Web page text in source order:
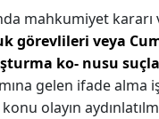
mahkumiyet
görevlileri veya
ko- nusu
gelen ifade alma
olayın